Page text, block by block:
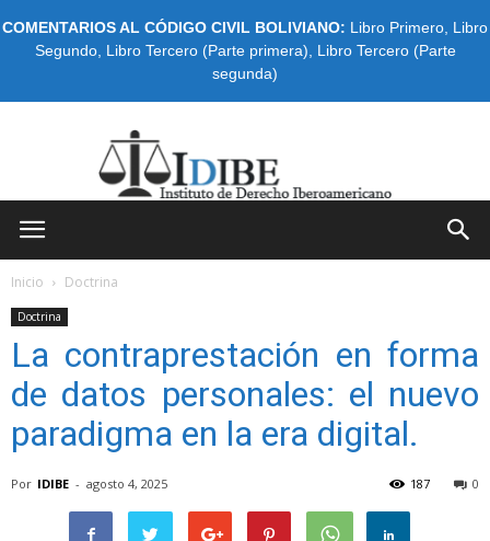
COMENTARIOS AL CÓDIGO CIVIL BOLIVIANO: Libro Primero Libro
Segundo, Libro Tercero (Parte primera)
Libro Tercero (Parte
segunda)
Inicio Doctrina
Doctrina
La contraprestación en forma
de datos personales: el nuevo
paradigma en la era digital.
Por IDIBE - agosto 4, 2025 0
187